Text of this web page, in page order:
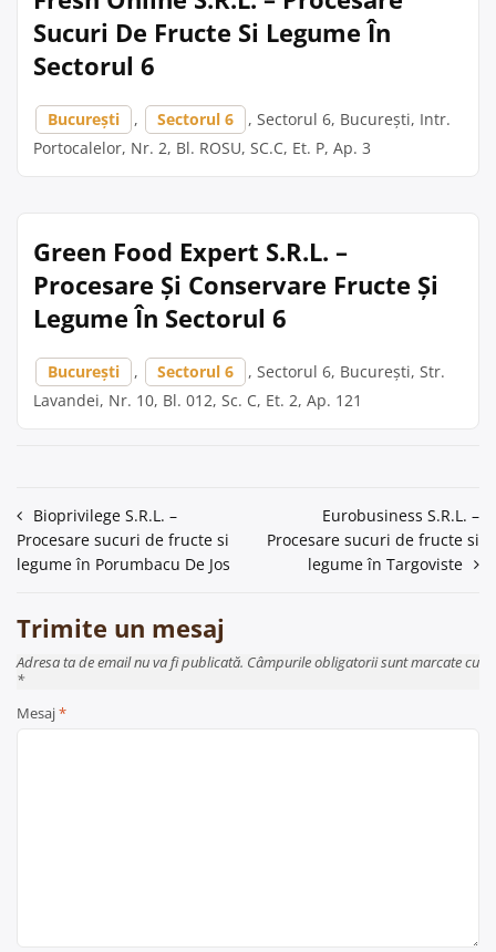
Sucuri De Fructe Si Legume În
Sectorul 6
București , Sectorul 6
, Sectorul 6, București, Intr.
Portocalelor, Nr. 2, Bl. ROSU, SC.C, Et. P, Ap. 3
Green Food Expert S.R.L. –
Procesare Și Conservare Fructe Și
Legume În Sectorul 6
București , Sectorul 6
, Sectorul 6, București, Str.
Lavandei, Nr. 10, Bl. 012, Sc. C, Et. 2, Ap. 121
Navigare
în
Bioprivilege S.R.L. –
Procesare sucuri de fructe si
legume în Porumbacu De Jos
Eurobusiness S.R.L. –
Procesare sucuri de fructe si
legume în Targoviste
Trimite un mesaj
Adresa ta de email nu va fi publicată. Câmpurile obligatorii sunt marcate cu
*
Mesaj*